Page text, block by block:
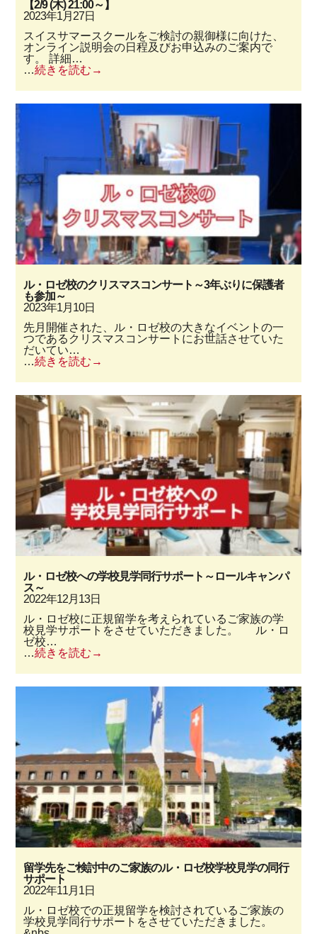
【2/9 (木) 21:00～】
2023年1月27日
スイスサマースクールをご検討の親御様に向けた、
オンライン説明会の日程及びお申込みのご案内で
す。 詳細…
…続きを読む
ル・ロゼ校のクリスマスコンサート～3年ぶりに保護者
も参加～
2023年1月10日
先月開催された、ル・ロゼ校の大きなイベントの一
つであるクリスマスコンサートにお世話させていた
だいてい…
…続きを読む
ル・ロゼ校への学校見学同行サポート～ロールキャンパ
ス～
2022年12月13日
ル・ロゼ校に正規留学を考えられているご家族の学
校見学サポートをさせていただきました。 ル・ロ
ゼ校…
…続きを読む
留学先をご検討中のご家族のル・ロゼ校学校見学の同行
サポート
2022年11月1日
ル・ロゼ校での正規留学を検討されているご家族の
学校見学同行サポートをさせていただきました。